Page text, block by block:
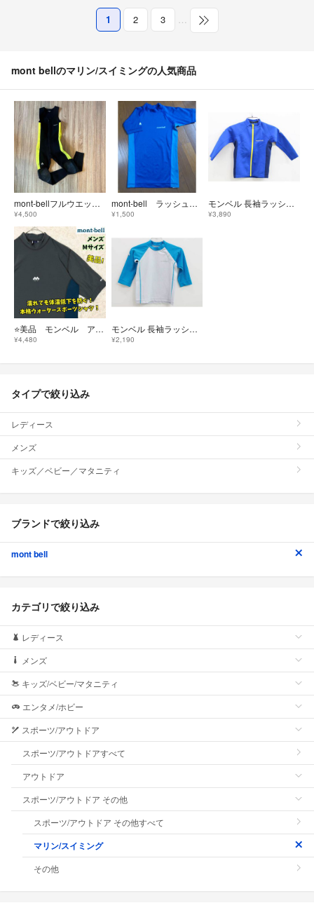
1 2 3 …
mont bellのマリン/スイミングの人気商品
mont-bellフルウエットスーツ ブラック/イエロー 140
¥4,500
mont-bell ラッシュガード 130cm
¥1,500
モンベル 長袖ラッシュガード 100cm キッズ 男児 青【中古】《
¥3,890
⭐️美品 モンベル アクアボディシャツ Men’s L グレー 海 プール
¥4,480
モンベル 長袖ラッシュガード 90cm キッズ 男児 水色【中古】《
¥2,190
タイプで絞り込み
レディース
メンズ
キッズ／ベビー／マタニティ
ブランドで絞り込み
mont bell
カテゴリで絞り込み
レディース
メンズ
キッズ/ベビー/マタニティ
エンタメ/ホビー
スポーツ/アウトドア
スポーツ/アウトドアすべて
アウトドア
スポーツ/アウトドア その他
スポーツ/アウトドア その他すべて
マリン/スイミング
その他